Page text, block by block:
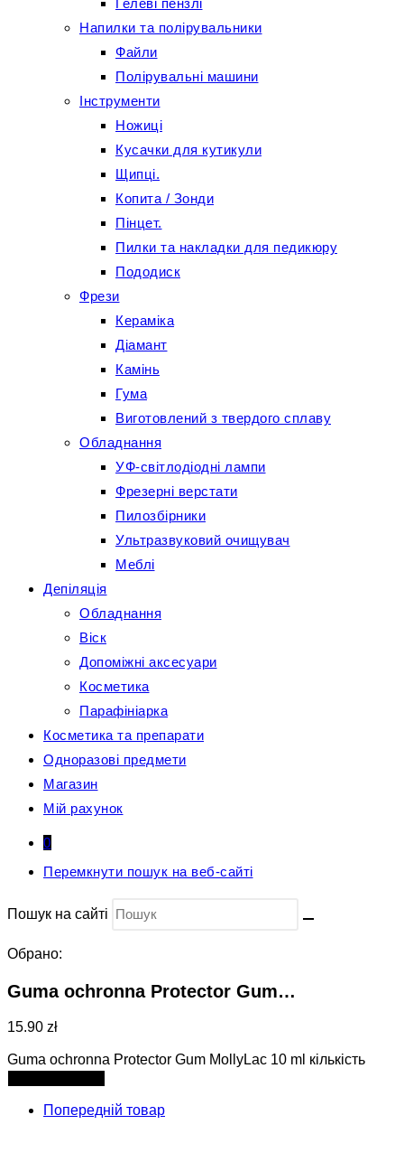
Гелеві пензлі
Напилки та полірувальники
Файли
Полірувальні машини
Інструменти
Ножиці
Кусачки для кутикули
Щипці.
Копита / Зонди
Пінцет.
Пилки та накладки для педикюру
Пододиск
Фрези
Кераміка
Діамант
Камінь
Гума
Виготовлений з твердого сплаву
Обладнання
УФ-світлодіодні лампи
Фрезерні верстати
Пилозбірники
Ультразвуковий очищувач
Меблі
Депіляція
Обладнання
Віск
Допоміжні аксесуари
Косметика
Парафініарка
Косметика та препарати
Одноразові предмети
Магазин
Мій рахунок
0
Перемкнути пошук на веб-сайті
Пошук на сайті
Обрано:
Guma ochronna Protector Gum…
15.90 zł
Guma ochronna Protector Gum MollyLac 10 ml кількість
Попередній товар